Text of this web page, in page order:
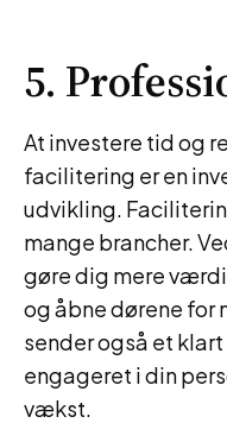
5.
At investere tid og
facilitering er en
udvikling.
mange brancher.
gøre dig mere
og åbne dørene for
sender også et
engageret i din
vækst.